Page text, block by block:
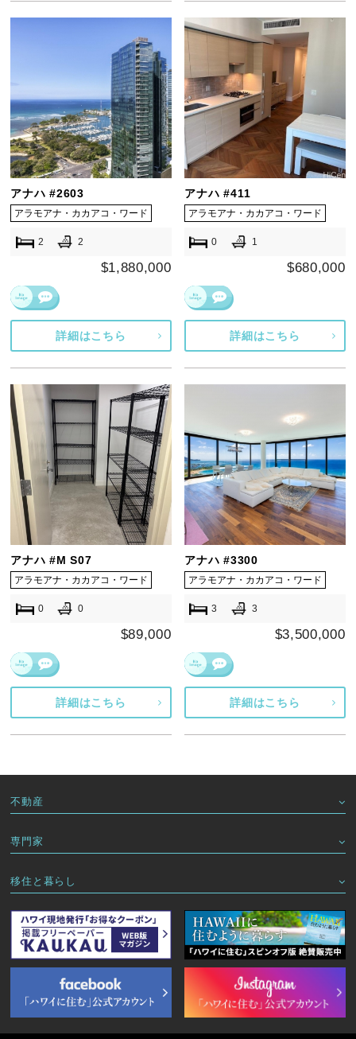
アナハ #2603
アラモアナ・カカアコ・ワード
2 2
$1,880,000
詳細はこちら
アナハ #411
アラモアナ・カカアコ・ワード
0 1
$680,000
詳細はこちら
アナハ #M S07
アラモアナ・カカアコ・ワード
0 0
$89,000
詳細はこちら
アナハ #3300
アラモアナ・カカアコ・ワード
3 3
$3,500,000
詳細はこちら
不動産
専門家
移住と暮らし